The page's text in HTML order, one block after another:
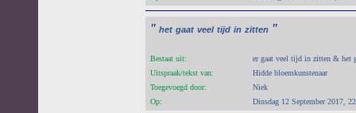
" het gaat veel tijd in zitten "
Bestaat uit:
er gaat veel tijd in zitten & het
Uitspraak/tekst van:
Hidde bloemkunstenaar
Toegevoegd door:
Niek
Op:
Dinsdag 12 September 2017,